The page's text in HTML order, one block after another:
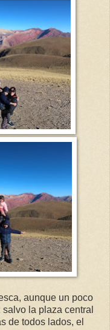
aunque un poco
la plaza central
de todos lados, el